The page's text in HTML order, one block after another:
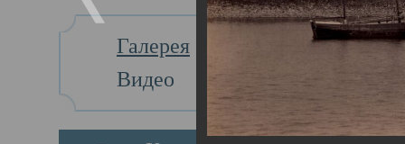
Галерея
Видео
Главная